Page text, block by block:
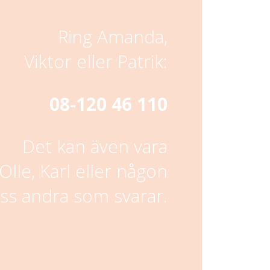
Ring Amanda,
Viktor eller Patrik:
08-120 46 110
Det kan även vara
Karl eller någon
andra som svarar.